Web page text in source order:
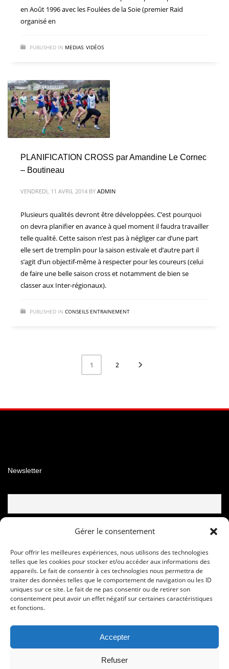
Gérer le consentement
Pour offrir les meilleures expériences, nous utilisons des technologies
telles que les cookies pour stocker et/ou accéder aux informations des
appareils. Le fait de consentir à ces technologies nous permettra de
traiter des données telles que le comportement de navigation ou les ID
uniques sur ce site. Le fait de ne pas consentir ou de retirer son
consentement peut avoir un effet négatif sur certaines caractéristiques
et fonctions.
Accepter
Refuser
en Août 1996 avec les Foulées de la Soie (premier Raid
organisé en
PUBLISHED IN MEDIAS, VIDÉOS
PLANIFICATION CROSS par Amandine Le Cornec
– Boutineau
VENDREDI, 11 AVRIL 2014 BY ADMIN
Plusieurs qualités devront être développées. C’est pourquoi
on devra planifier en avance à quel moment il faudra travailler
telle qualité. Cette saison n’est pas à négliger car d’une part
elle sert de tremplin pour la saison estivale et d’autre part il
s’agit d’un objectif-même à respecter pour les coureurs (celui
de faire une belle saison cross et notamment de bien se
classer aux Inter-régionaux).
PUBLISHED IN CONSEILS ENTRAINEMENT
1 2
Newsletter
© Copyright © 2020 - 2024 Les foulees de la soie